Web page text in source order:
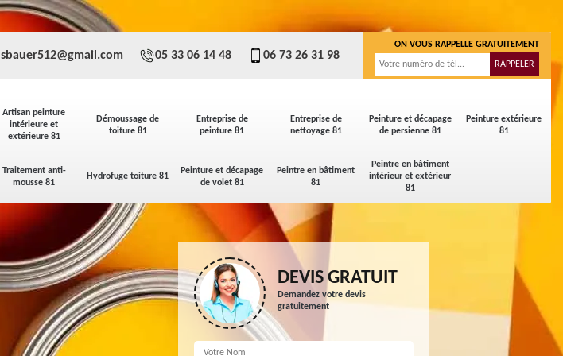
Artisan peinture
intérieure et
extérieure 81
Démoussage de
toiture 81
Entreprise de
peinture 81
Entreprise de
nettoyage 81
Peinture et décapage
de persienne 81
Peinture extérieure
81
Traitement anti-
mousse 81
Hydrofuge toiture 81
Peinture et décapage
de volet 81
Peintre en bâtiment
81
Peintre en bâtiment
intérieur et extérieur
81
sbauer512@gmail.com 05 33 06 14 48 06 73 26 31 98
ON VOUS RAPPELLE GRATUITEMENT
DEVIS GRATUIT
Demandez votre devis
gratuitement